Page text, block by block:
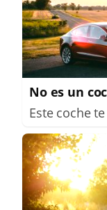
No es un
Este coche